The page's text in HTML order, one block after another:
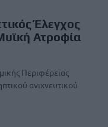
Έλεγχος
Ατροφία
Περιφέρειας
ανιχνευτικού